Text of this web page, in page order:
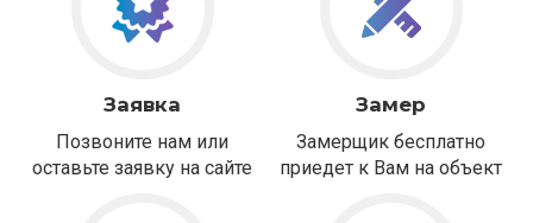
Заявка
Позвоните нам или
оставьте заявку на сайте
Замер
Замерщик бесплатно
приедет к Вам на объект